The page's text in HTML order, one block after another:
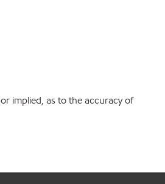
implied, as to the accuracy of